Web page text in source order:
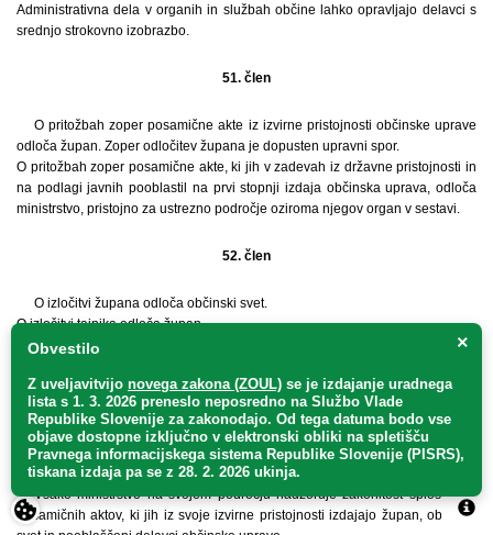
Administrativna dela v organih in službah občine lahko opravljajo delavci s
srednjo strokovno izobrazbo.
51. člen
O pritožbah zoper posamične akte iz izvirne pristojnosti občinske uprave
odloča župan. Zoper odločitev župana je dopusten upravni spor.
O pritožbah zoper posamične akte, ki jih v zadevah iz državne pristojnosti in
na podlagi javnih pooblastil na prvi stopnji izdaja občinska uprava, odloča
ministrstvo, pristojno za ustrezno področje oziroma njegov organ v sestavi.
52. člen
O izločitvi župana odloča občinski svet.
O izločitvi tajnika odloča župan.
O izločitvi uradne osebe odloča župan, če pa upravo vodi po pooblastilu
2. Nadzor nad zakonitostjo dela uprave
53. člen
Vsako ministrstvo na svojem področju nadzoruje zakonitost splošnih in
posamičnih aktov, ki jih iz svoje izvirne pristojnosti izdajajo župan, občinski
×
Obvestilo
Z uveljavitvijo novega zakona (ZOUL) se je izdajanje uradnega
lista s 1. 3. 2026 preneslo neposredno na Službo Vlade
Republike Slovenije za zakonodajo. Od tega datuma bodo vse
objave dostopne izključno v elektronski obliki na spletišču
Pravnega informacijskega sistema Republike Slovenije (PISRS),
tiskana izdaja pa se z 28. 2. 2026 ukinja.